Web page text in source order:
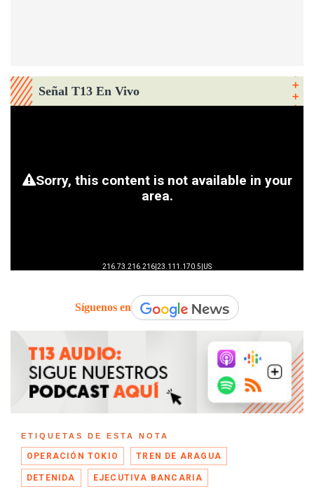
Señal T13 En Vivo
Síguenos en
ETIQUETAS DE ESTA NOTA
OPERACIÓN TOKIO TREN DE ARAGUA
DETENIDA EJECUTIVA BANCARIA